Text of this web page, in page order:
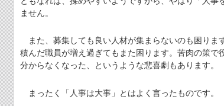
ません。
また、募集しても良い人材が集まらないのも困りま
積んだ職員が増え過ぎてもまた困ります。苦肉の策で
分からなくなった、というような悲喜劇もあります。
まったく「人事は大事」とはよく言ったものです。